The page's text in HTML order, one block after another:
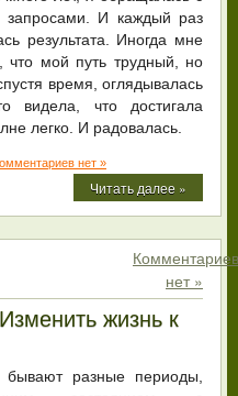
запросами. И каждый раз
результата. Иногда мне
что мой путь трудный, но
время, оглядывалась
видела, что достигала
легко. И радовалась.
нет »
Читать далее »
Комментариев
нет »
жизнь к
бывают разные периоды,